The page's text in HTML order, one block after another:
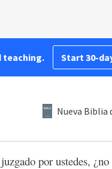
teaching. Start 30-
Nueva Biblia
por ustedes, ¿no